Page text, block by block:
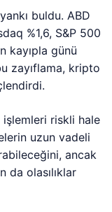
buldu. ABD
%1,6, S&P 500
kayıpla günü
zayıflama, kripto
işlemleri riskli hale
uzun vadeli
ancak
da olasılıklar